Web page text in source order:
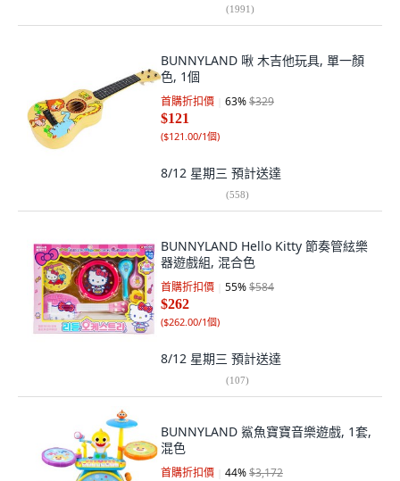
(1991)
BUNNYLAND 啾 木吉他玩具, 單一顏
色, 1個
首購折扣價 63%$329
$121
($121.00/1個)
8/12 星期三 預計送達
(558)
BUNNYLAND Hello Kitty 節奏管絃樂
器遊戲組, 混合色
首購折扣價 55%$584
$262
($262.00/1個)
8/12 星期三 預計送達
(107)
BUNNYLAND 鯊魚寶寶音樂遊戲, 1套,
混色
首購折扣價 44%$3,172